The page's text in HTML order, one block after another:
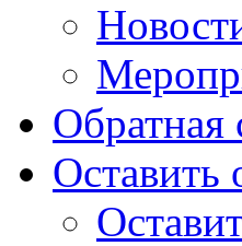
Обратная
Оставить